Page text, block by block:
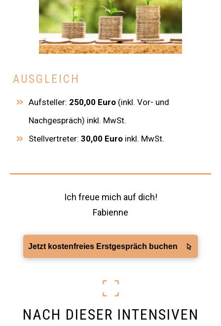
AUSGLEICH
Aufsteller: 250,00 Euro (inkl. Vor- und
Nachgespräch) inkl. MwSt.
Stellvertreter: 30,00 Euro inkl. MwSt.
Ich freue mich auf dich!
Fabienne
Jetzt kostenfreies Erstgespräch buchen
NACH DIESER INTENSIVEN